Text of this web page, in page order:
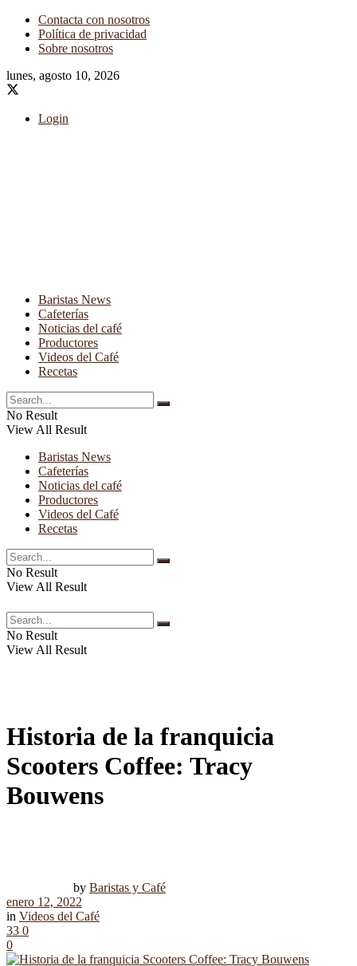
Contacta con nosotros
Política de privacidad
Sobre nosotros
lunes, agosto 10, 2026
Login
Baristas News
Cafeterías
Noticias del café
Productores
Videos del Café
Recetas
No Result
View All Result
Baristas News
Cafeterías
Noticias del café
Productores
Videos del Café
Recetas
No Result
View All Result
No Result
View All Result
Historia de la franquicia
Scooters Coffee: Tracy
Bouwens
by Baristas y Café
enero 12, 2022
in Videos del Café
33 0
0